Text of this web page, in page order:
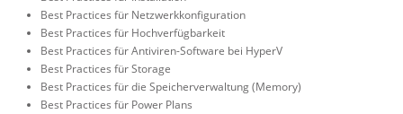
Best Practices für Netzwerkkonfiguration
Best Practices für Hochverfügbarkeit
Best Practices für Antiviren-Software bei HyperV
Best Practices für Storage
Best Practices für die Speicherverwaltung (Memory)
Best Practices für Power Plans